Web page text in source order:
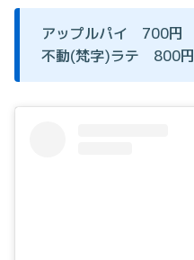
アップルパイ 700円
不動(梵字)ラテ 800円